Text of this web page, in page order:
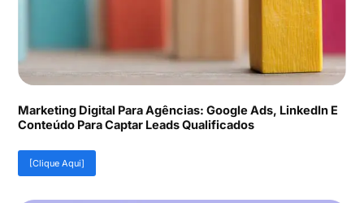
Marketing Digital Para Agências: Google Ads, LinkedIn E
Conteúdo Para Captar Leads Qualificados
[Clique Aqui]